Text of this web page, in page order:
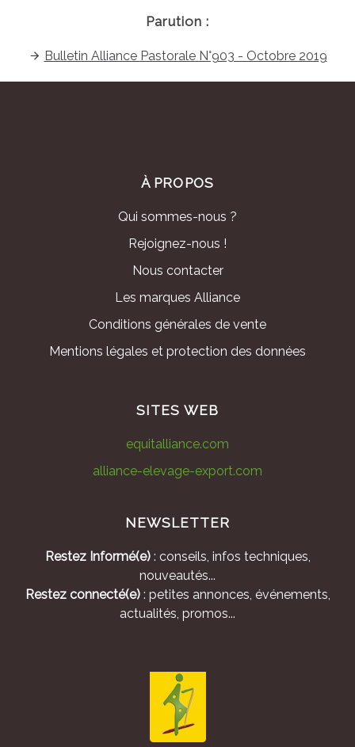
Parution :
Bulletin Alliance Pastorale N°903 - Octobre 2019
À PROPOS
Qui sommes-nous ?
Rejoignez-nous !
Nous contacter
Les marques Alliance
Conditions générales de vente
Mentions légales et protection des données
SITES WEB
equitalliance.com
alliance-elevage-export.com
NEWSLETTER
Restez Informé(e): conseils, infos techniques,
nouveautés...
Restez connecté(e): petites annonces, événements,
actualités, promos...